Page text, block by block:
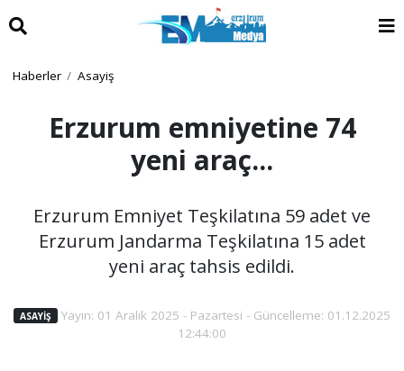
Haberler Asayiş
Erzurum emniyetine 74
yeni araç...
Erzurum Emniyet Teşkilatına 59 adet ve
Erzurum Jandarma Teşkilatına 15 adet
yeni araç tahsis edildi.
ASAYIŞ Yayın: 01 Aralık 2025 - Pazartesi - Güncelleme: 01.12.2025
12:44:00